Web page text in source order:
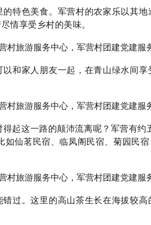
特色美食。军营村的农家乐以其
情享受乡村的美味。
和家人朋友一起，在青山绿水间
起这一路的颠沛流离呢？军营有
仙茗民宿、临凤阁民宿、菊园民
过。这里的高山茶生长在海拔较